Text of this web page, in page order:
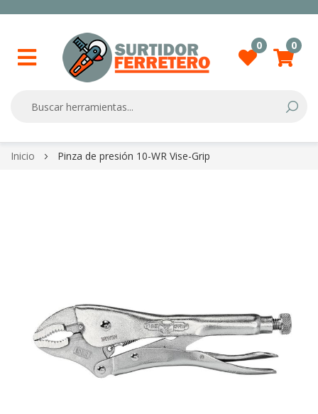
0 0
Skip
Inicio Pinza de presión 10-WR Vise-Grip
gallery